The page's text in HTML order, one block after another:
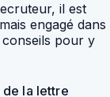
il est
engagé dans
pour y
de la lettre